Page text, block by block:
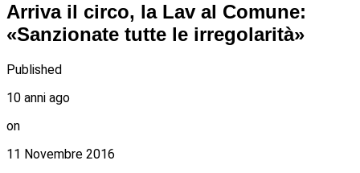
Arriva il circo, la Lav al Comune:
«Sanzionate tutte le irregolarità»
Published
10 anni ago
on
11 Novembre 2016